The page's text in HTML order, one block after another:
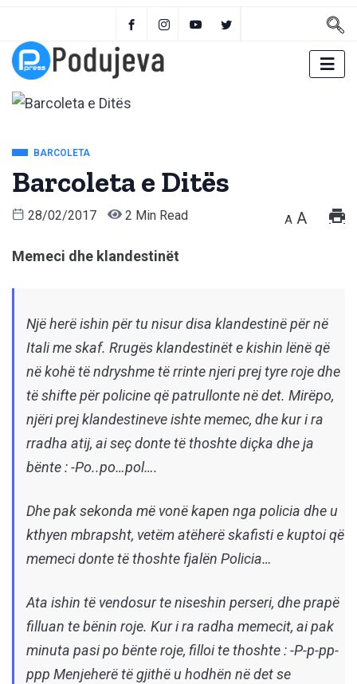
BARCOLETA
Barcoleta e Ditës
28/02/2017 2 Min Read A A
Memeci dhe klandestinët
Një herë ishin për tu nisur disa klandestinë për në
Itali me skaf. Rrugës klandestinët e kishin lënë që
në kohë të ndryshme të rrinte njeri prej tyre roje dhe
të shifte për policine që patrullonte në det. Mirëpo,
njëri prej klandestineve ishte memec, dhe kur i ra
rradha atij, ai seç donte të thoshte diçka dhe ja
bënte : -Po..po…pol….
Dhe pak sekonda më vonë kapen nga policia dhe u
kthyen mbrapsht, vetëm atëherë skafisti e kuptoi që
memeci donte të thoshte fjalën Policia…
Ata ishin të vendosur te niseshin perseri, dhe prapë
filluan te bënin roje. Kur i ra radha memecit, ai pak
minuta pasi po bënte roje, filloi te thoshte : -P-p-pp-
ppp Menjeherë të gjithë u hodhën në det se